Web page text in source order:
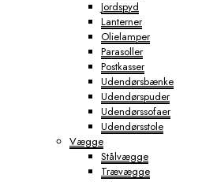
Jordspyd
Lanterner
Olielamper
Parasoller
Postkasser
Udendørsbænke
Udendørspuder
Udendørssofaer
Udendørsstole
Vægge
Stålvægge
Trævægge